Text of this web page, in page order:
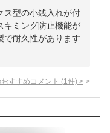
ス型の小銭入れが付
キミング防止機能が
で耐久性があります
すすめコメント (1 件) >